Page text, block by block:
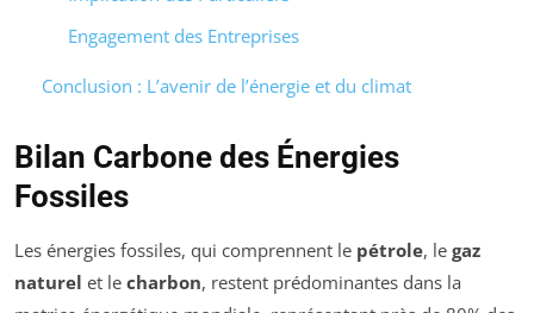
Engagement des Entreprises
Conclusion : L’avenir de l’énergie et du climat
Bilan Carbone des Énergies
Fossiles
Les énergies fossiles, qui comprennent le pétrole, le gaz
naturel et le charbon, restent prédominantes dans la